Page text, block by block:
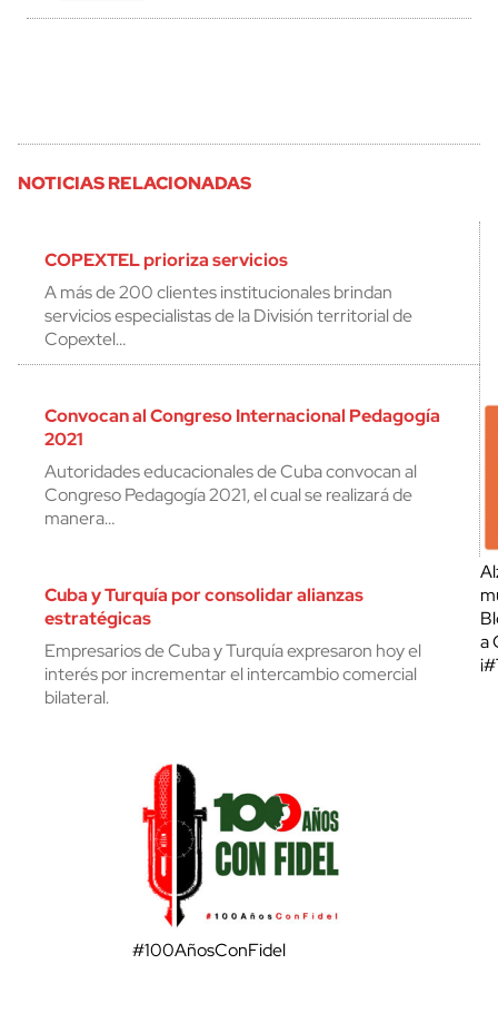
NOTICIAS RELACIONADAS
COPEXTEL prioriza servicios
A más de 200 clientes institucionales brindan
servicios especialistas de la División territorial de
Copextel…
Convocan al Congreso Internacional Pedagogía
2021
Autoridades educacionales de Cuba convocan al
Congreso Pedagogía 2021, el cual se realizará de
manera…
Cuba y Turquía por consolidar alianzas
estratégicas
Empresarios de Cuba y Turquía expresaron hoy el
interés por incrementar el intercambio comercial
bilateral.
a
#100AñosConFidel